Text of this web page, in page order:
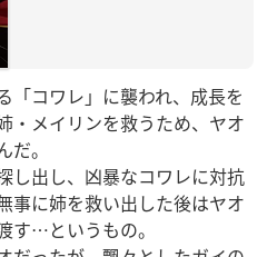
「コワレ」に襲われ、成長を
・メイリンを救うため、ヤオ
。
し出し、凶暴なコワレに対抗
事に姉を救い出した後はヤオ
す…というもの。